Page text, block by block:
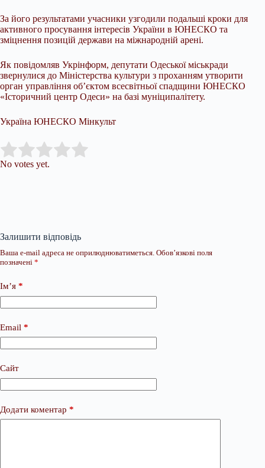
За його результатами учасники узгодили подальші кроки для
активного просування інтересів України в ЮНЕСКО та
зміцнення позицій держави на міжнародній арені.
Як повідомляв Укрінформ, депутати Одеської міськради
звернулися до Міністерства культури з проханням утворити
орган управління об’єктом всесвітньої спадщини ЮНЕСКО
«Історичний центр Одеси» на базі муніципалітету.
Україна ЮНЕСКО Мінкульт
Rate this item:
No votes yet.
Залишити відповідь
Ваша e-mail адреса не оприлюднюватиметься. Обов’язкові поля
позначені *
Ім’я *
Email *
Сайт
Додати коментар *